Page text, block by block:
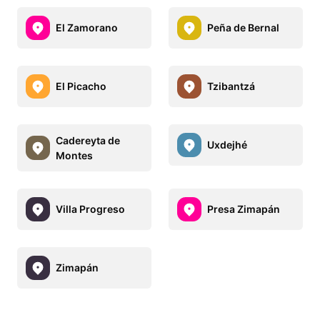
El Zamorano Peña de Bernal
El Picacho Tzibantzá
Cadereyta de
Montes
Uxdejhé
Villa Progreso Presa Zimapán
Zimapán